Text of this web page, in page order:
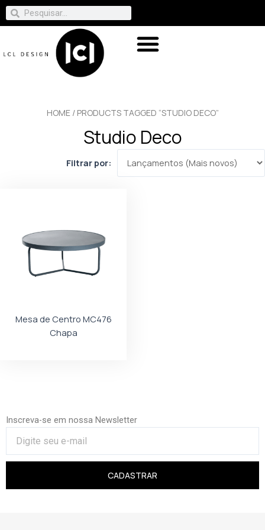
HOME/ PRODUCTS TAGGED “STUDIO DECO”
Studio Deco
Filtrar por:
Mesa de Centro MC476
Chapa
Inscreva-se em nossa Newsletter
CADASTRAR